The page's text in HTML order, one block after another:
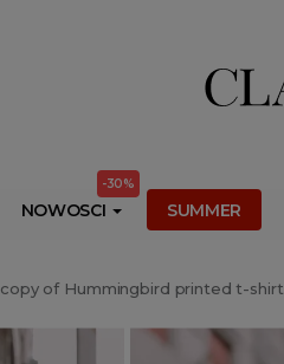
NOWOSCI
-30%
SUMMER
copy of Hummingbird printed t-shirt